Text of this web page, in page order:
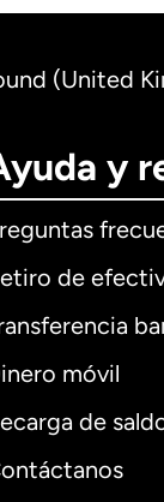
(United
y
de
móvil
de